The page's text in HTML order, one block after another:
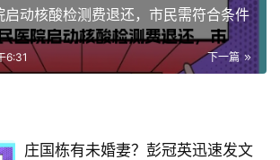
启动核酸检测费退还，市民需符合条件
下一篇
6:31
庄国栋有未婚妻？彭冠英迅速发文